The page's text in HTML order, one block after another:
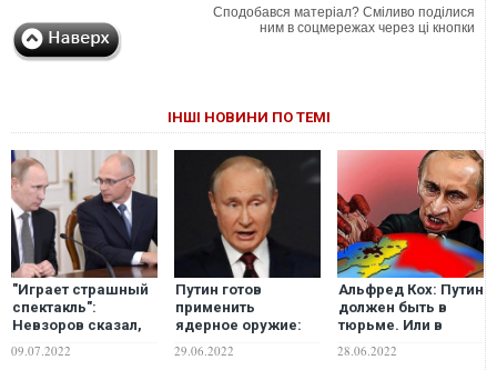
Сподобався матеріал? Сміливо поділися
ним в соцмережах через ці кнопки
ІНШІ НОВИНИ ПО ТЕМІ
"Играет страшный
спектакль":
Невзоров сказал,
залезть на "трон"
09.07.2022
Путин готов
применить
ядерное оружие:
публицист оценил
29.06.2022
Альфред Кох: Путин
должен быть в
тюрьме. Или в
28.06.2022